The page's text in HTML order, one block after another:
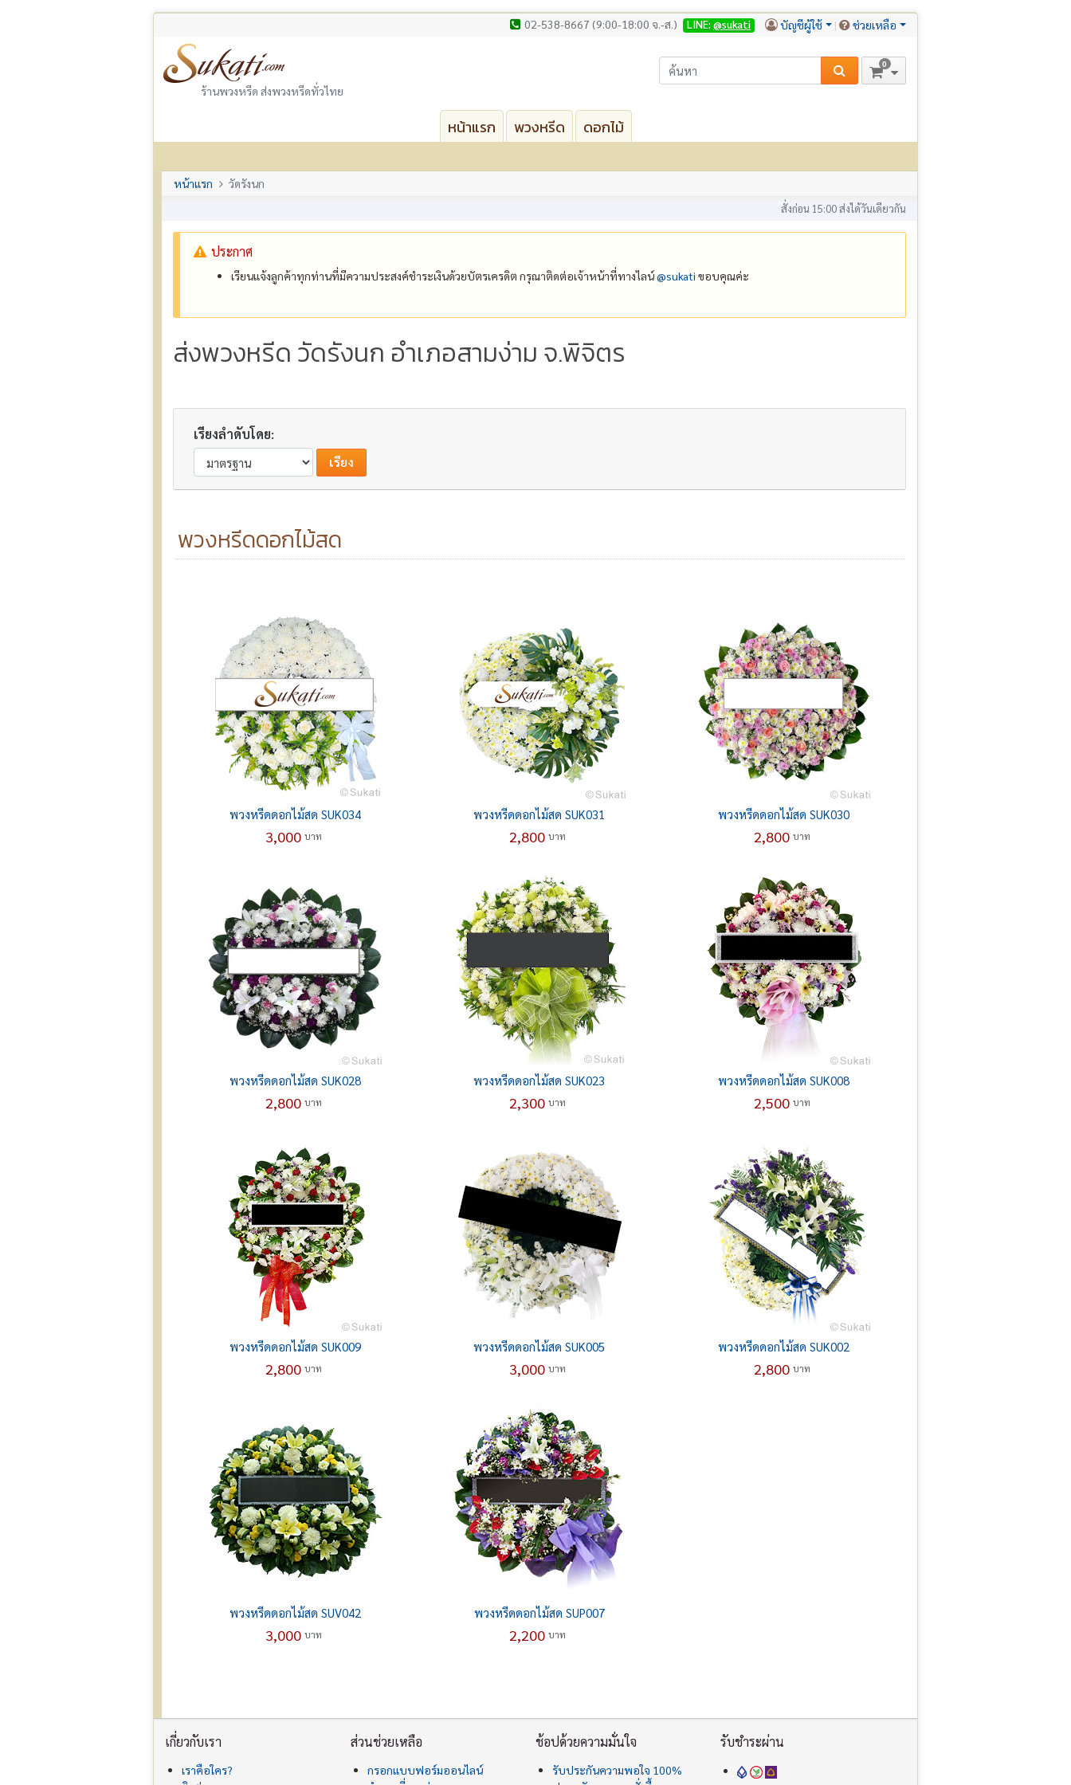
02-538-8667 (9:00-18:00 จ.-ส.) LINE:@sukati บัญชีผู้ใช้ ช่วยเหลือ
ร้านพวงหรีด ส่งพวงหรีดทั่วไทย
0
หน้าแรก พวงหรีด ดอกไม้
หน้าแรก วัดรังนก
สั่งก่อน 15:00 ส่งได้วันเดียวกัน
ประกาศ
เรียนแจ้งลูกค้าทุกท่านที่มีความประสงค์ชำระเงินด้วยบัตรเครดิต กรุณาติดต่อเจ้าหน้าที่ทางไลน์@‌sukati ขอบคุณค่ะ
ส่งพวงหรีด วัดรังนก อำเภอสามง่าม จ.พิจิตร
เรียงลำดับโดย:
พวงหรีดดอกไม้สด
พวงหรีดดอกไม้สด SUK034
3,000 บาท
พวงหรีดดอกไม้สด SUK031
2,800บาท
พวงหรีดดอกไม้สด SUK030
2,800บาท
พวงหรีดดอกไม้สด SUK028
2,800 บาท
พวงหรีดดอกไม้สด SUK023
2,300บาท
พวงหรีดดอกไม้สด SUK008
2,500บาท
พวงหรีดดอกไม้สด SUK009
2,800 บาท
พวงหรีดดอกไม้สด SUK005
3,000บาท
พวงหรีดดอกไม้สด SUK002
2,800บาท
พวงหรีดดอกไม้สด SUV042
3,000 บาท
พวงหรีดดอกไม้สด SUP007
2,200บาท
เกี่ยวกับเรา
เราคือใคร?
ส่วนช่วยเหลือ
กรอกแบบฟอร์มออนไลน์
ช้อปด้วยความมั่นใจ
รับประกันความพอใจ 100%
รับชำระผ่าน